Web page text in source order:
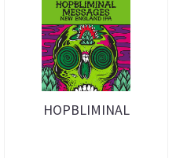
HOPBLIMINAL